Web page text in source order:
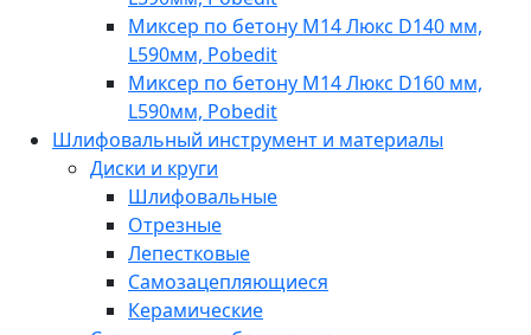
Миксер по бетону M14 Люкс D140 мм,
L590мм, Pobedit
Миксер по бетону M14 Люкс D160 мм,
L590мм, Pobedit
Шлифовальный инструмент и материалы
Диски и круги
Шлифовальные
Отрезные
Лепестковые
Самозацепляющиеся
Керамические